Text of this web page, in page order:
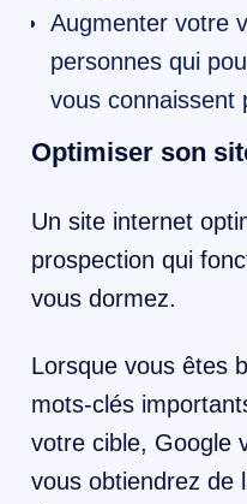
Augmenter votre
personnes qui
vous connaissent
Optimiser son
Un site internet
prospection qui
vous dormez.
Lorsque vous êtes
mots-clés
votre cible, Google
vous obtiendrez de